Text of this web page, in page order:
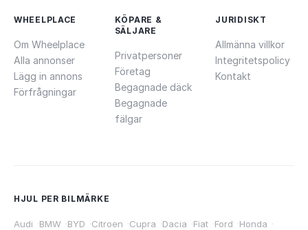
WHEELPLACE
Om Wheelplace
Alla annonser
Lägg in annons
Förfrågningar
KÖPARE &
SÄLJARE
Privatpersoner
Företag
Begagnade däck
Begagnade
fälgar
JURIDISKT
Allmänna villkor
Integritetspolicy
Kontakt
HJUL PER BILMÄRKE
Audi ·BMW ·BYD ·Citroen ·Cupra ·Dacia ·Fiat ·Ford ·Honda ·